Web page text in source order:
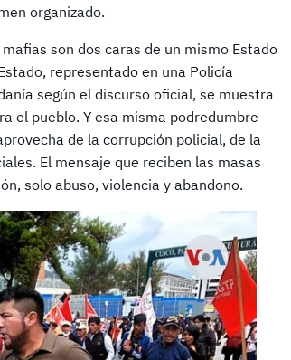
organizado.
son dos caras de un mismo Estado
representado en una Policía
según el discurso oficial, se muestra
el pueblo. Y esa misma podredumbre
de la corrupción policial, de la
El mensaje que reciben las masas
solo abuso, violencia y abandono.